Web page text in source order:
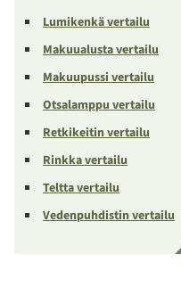
Lumikenkä vertailu
Makuualusta vertailu
Makuupussi vertailu
Otsalamppu vertailu
Retkikeitin vertailu
Rinkka vertailu
Teltta vertailu
Vedenpuhdistin vertailu